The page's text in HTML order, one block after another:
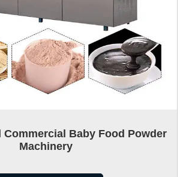
Commercial Baby Food Powder
Machinery